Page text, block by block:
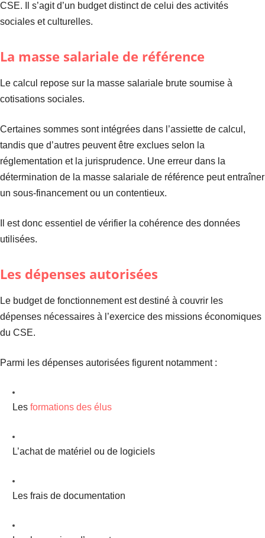
CSE. Il s’agit d’un budget distinct de celui des activités
sociales et culturelles.
La masse salariale de référence
Le calcul repose sur la masse salariale brute soumise à
cotisations sociales.
Certaines sommes sont intégrées dans l’assiette de calcul,
tandis que d’autres peuvent être exclues selon la
réglementation et la jurisprudence. Une erreur dans la
détermination de la masse salariale de référence peut entraîner
un sous-financement ou un contentieux.
Il est donc essentiel de vérifier la cohérence des données
utilisées.
Les dépenses autorisées
Le budget de fonctionnement est destiné à couvrir les
dépenses nécessaires à l’exercice des missions économiques
du CSE.
Parmi les dépenses autorisées figurent notamment :
Les formations des élus
L’achat de matériel ou de logiciels
Les frais de documentation